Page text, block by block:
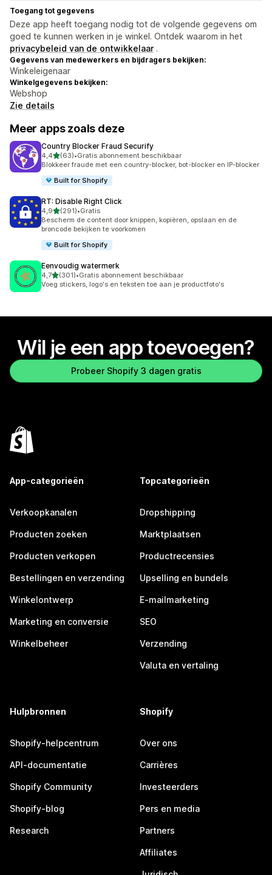
Toegang tot gegevens
Deze app heeft toegang nodig tot de volgende gegevens om
goed te kunnen werken in je winkel. Ontdek waarom in het
privacybeleid van de ontwikkelaar .
Gegevens van medewerkers en bijdragers bekijken:
Winkeleigenaar
Winkelgegevens bekijken:
Webshop
Zie details
Meer apps zoals deze
Country Blocker Fraud Securify
4,4van 5 sterren
(63)
63 recensies in totaal
•Gratis abonnement beschikbaar
Blokkeer fraude met een country-blocker, bot-blocker en IP-blocker
Built for Shopify
RT: Disable Right Click
4,9van 5 sterren
(291)
291 recensies in totaal
•Gratis
Bescherm de content door knippen, kopiëren, opslaan en de
broncode bekijken te voorkomen
Built for Shopify
Eenvoudig watermerk
4,7van 5 sterren
(301)
301 recensies in totaal
•Gratis abonnement beschikbaar
Voeg stickers, logo's en teksten toe aan je productfoto's
Wil je een app toevoegen?
Probeer Shopify 3 dagen gratis
App-categorieën
Verkoopkanalen
Producten zoeken
Producten verkopen
Bestellingen en verzending
Winkelontwerp
Marketing en conversie
Winkelbeheer
Topcategorieën
Dropshipping
Marktplaatsen
Productrecensies
Upselling en bundels
E-mailmarketing
SEO
Verzending
Valuta en vertaling
Hulpbronnen
Shopify-helpcentrum
API-documentatie
Shopify Community
Shopify-blog
Research
Shopify
Over ons
Carrières
Investeerders
Pers en media
Partners
Affiliates